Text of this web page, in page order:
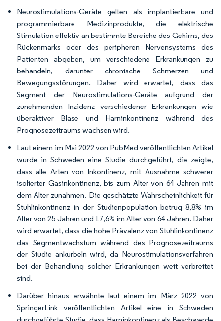
Neurostimulations-Geräte gelten als implantierbare und
programmierbare Medizinprodukte, die elektrische
Stimulation effektiv an bestimmte Bereiche des Gehirns, des
Rückenmarks oder des peripheren Nervensystems des
Patienten abgeben, um verschiedene Erkrankungen zu
behandeln, darunter chronische Schmerzen und
Bewegungsstörungen. Daher wird erwartet, dass das
Segment der Neurostimulations-Geräte aufgrund der
zunehmenden Inzidenz verschiedener Erkrankungen wie
überaktiver Blase und Harninkontinenz während des
Prognosezeitraums wachsen wird.
Laut einem im Mai 2022 von PubMed veröffentlichten Artikel
wurde in Schweden eine Studie durchgeführt, die zeigte,
dass alle Arten von Inkontinenz, mit Ausnahme schwerer
isolierter Gasinkontinenz, bis zum Alter von 64 Jahren mit
dem Alter zunahmen. Die geschätzte Wahrscheinlichkeit für
Stuhlinkontinenz in der Studienpopulation betrug 8,8% im
Alter von 25 Jahren und 17,6% im Alter von 64 Jahren. Daher
wird erwartet, dass die hohe Prävalenz von Stuhlinkontinenz
das Segmentwachstum während des Prognosezeitraums
der Studie ankurbeln wird, da Neurostimulationsverfahren
bei der Behandlung solcher Erkrankungen weit verbreitet
sind.
Darüber hinaus erwähnte laut einem im März 2022 von
SpringerLink veröffentlichten Artikel eine in Schweden